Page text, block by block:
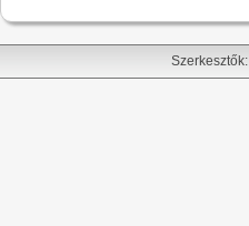
Szerkesztők: